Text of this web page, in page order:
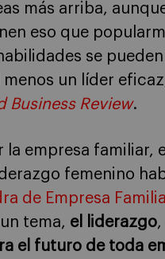
más arriba,
eso que
se
menos un líder
Business Review.
la empresa
femenino
de Empresa
tema, el liderazgo,
el futuro de toda